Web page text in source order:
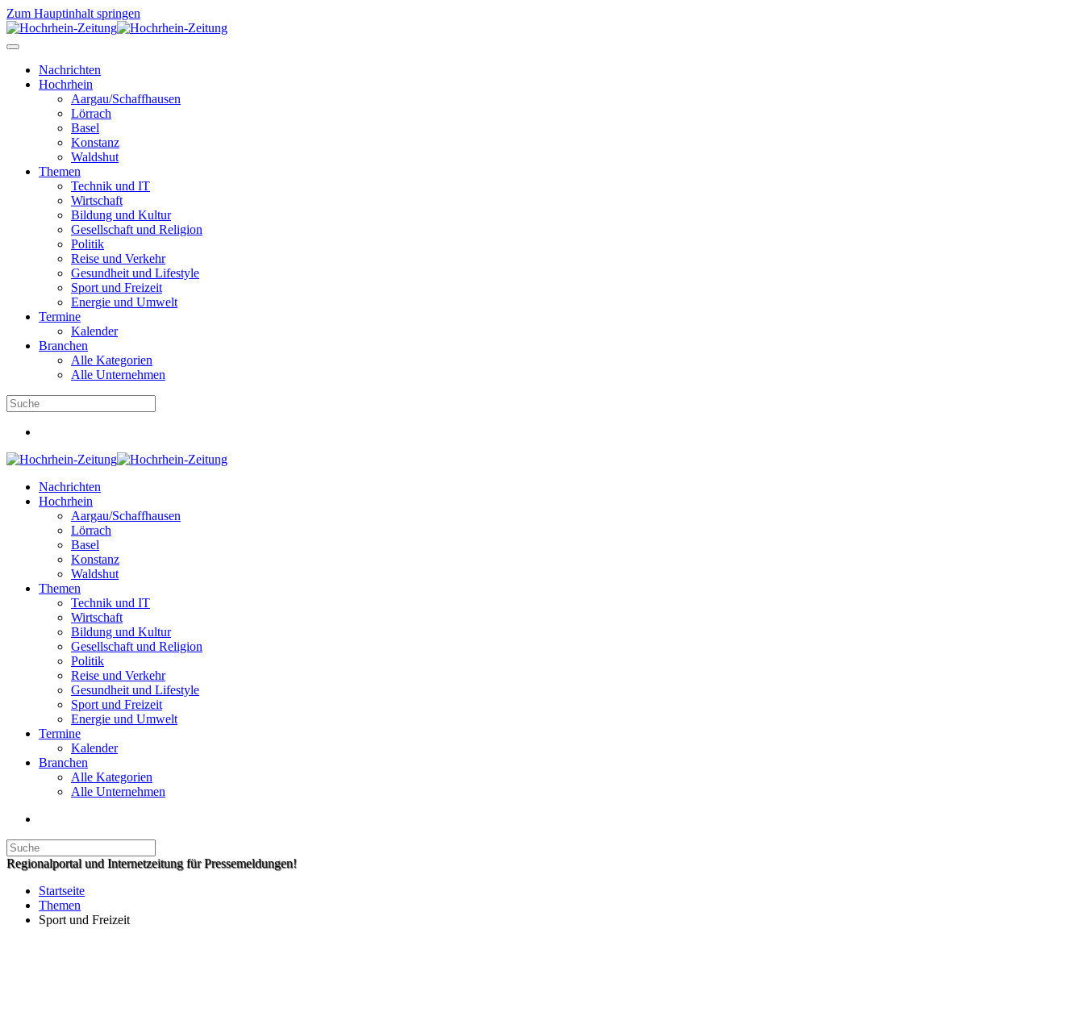
Zum Hauptinhalt springen
Nachrichten
Hochrhein
Aargau/Schaffhausen
Lörrach
Basel
Konstanz
Waldshut
Themen
Technik und IT
Wirtschaft
Bildung und Kultur
Gesellschaft und Religion
Politik
Reise und Verkehr
Gesundheit und Lifestyle
Sport und Freizeit
Energie und Umwelt
Termine
Kalender
Branchen
Alle Kategorien
Alle Unternehmen
Nachrichten
Hochrhein
Aargau/Schaffhausen
Lörrach
Basel
Konstanz
Waldshut
Themen
Technik und IT
Wirtschaft
Bildung und Kultur
Gesellschaft und Religion
Politik
Reise und Verkehr
Gesundheit und Lifestyle
Sport und Freizeit
Energie und Umwelt
Termine
Kalender
Branchen
Alle Kategorien
Alle Unternehmen
Regionalportal und Internetzeitung für Pressemeldungen!
Startseite
Themen
Sport und Freizeit